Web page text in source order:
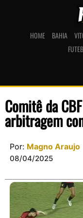
HOME BAHIA
Comitê da
arbitragem
Por: Magno Araujo
08/04/2025